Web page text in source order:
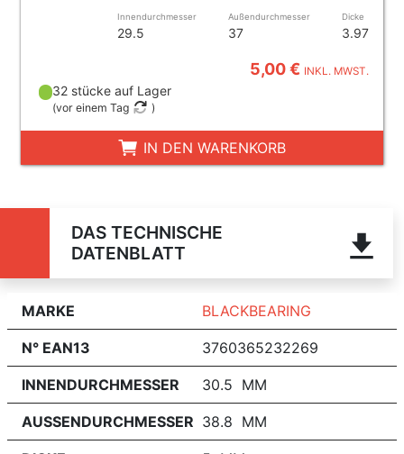
Innendurchmesser
29.5
Außendurchmesser
37
Dicke
3.97
5,00 € INKL. MWST.
32 stücke auf Lager
(vor einem Tag )
IN DEN WARENKORB
DAS TECHNISCHE
DATENBLATT
MARKE BLACKBEARING
N° EAN13 3760365232269
INNENDURCHMESSER 30.5 MM
AUSSENDURCHMESSER 38.8 MM